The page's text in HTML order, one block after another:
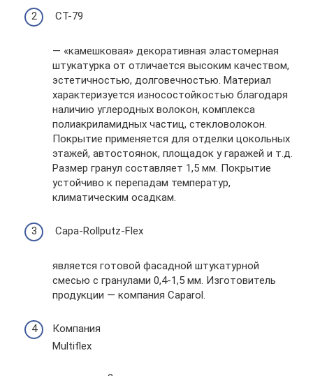
СТ-79
— «камешковая» декоративная эластомерная
штукатурка от отличается высоким качеством,
эстетичностью, долговечностью. Материал
характеризуется износостойкостью благодаря
наличию углеродных волокон, комплекса
полиакриламидных частиц, стекловолокон.
Покрытие применяется для отделки цокольных
этажей, автостоянок, площадок у гаражей и т.д.
Размер гранул составляет 1,5 мм. Покрытие
устойчиво к перепадам температур,
климатическим осадкам.
Capa-Rollputz-Flex
является готовой фасадной штукатурной
смесью с гранулами 0,4-1,5 мм. Изготовитель
продукции — компания Caparol.
Компания
Multiflex